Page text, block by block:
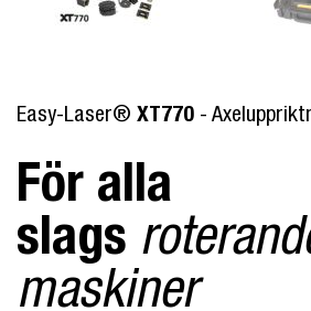
Easy-Laser® XT770 -
För alla
slags
maskiner